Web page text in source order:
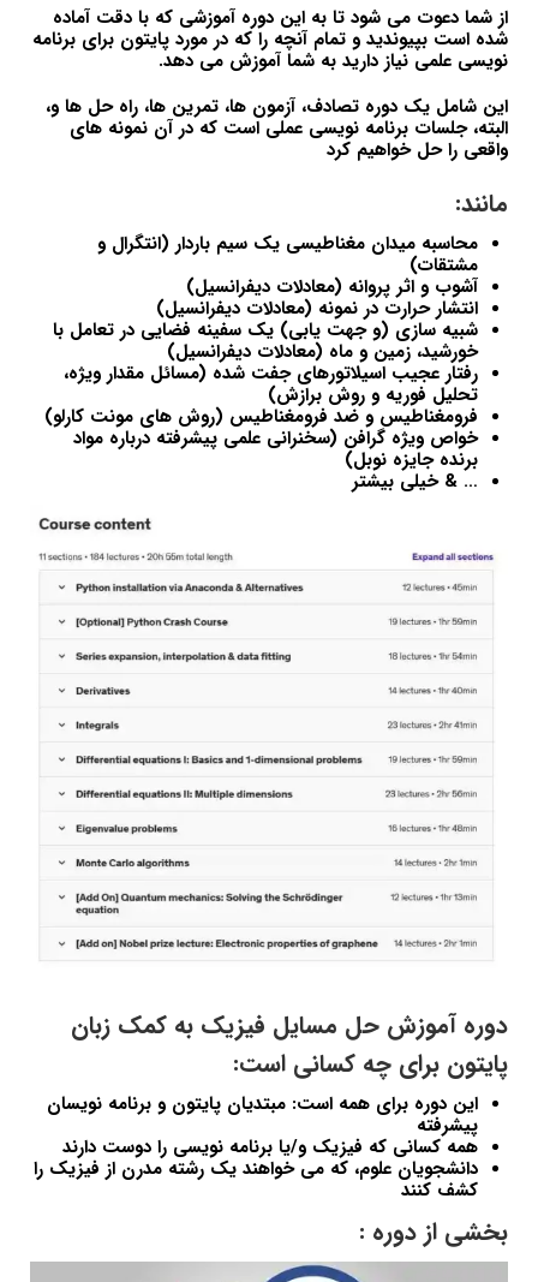
از شما دعوت می شود تا به این دوره آموزشی که با دقت آماده
شده است بپیوندید و تمام آنچه را که در مورد پایتون برای برنامه
نویسی علمی نیاز دارید به شما آموزش می دهد.
این شامل یک دوره تصادف، آزمون ها، تمرین ها، راه حل ها و،
البته، جلسات برنامه نویسی عملی است که در آن نمونه های
واقعی را حل خواهیم کرد
مانند:
محاسبه میدان مغناطیسی یک سیم باردار (انتگرال و
مشتقات)
آشوب و اثر پروانه (معادلات دیفرانسیل)
انتشار حرارت در نمونه (معادلات دیفرانسیل)
شبیه سازی (و جهت یابی) یک سفینه فضایی در تعامل با
خورشید، زمین و ماه (معادلات دیفرانسیل)
رفتار عجیب اسیلاتورهای جفت شده (مسائل مقدار ویژه،
تحلیل فوریه و روش برازش)
فرومغناطیس و ضد فرومغناطیس (روش های مونت کارلو)
خواص ویژه گرافن (سخنرانی علمی پیشرفته درباره مواد
برنده جایزه نوبل)
… & خیلی بیشتر
دوره آموزش حل مسایل فیزیک به کمک زبان
پایتون برای چه کسانی است:
این دوره برای همه است: مبتدیان پایتون و برنامه نویسان
پیشرفته
همه کسانی که فیزیک و/یا برنامه نویسی را دوست دارند
دانشجویان علوم، که می خواهند یک رشته مدرن از فیزیک را
کشف کنند
بخشی از دوره :